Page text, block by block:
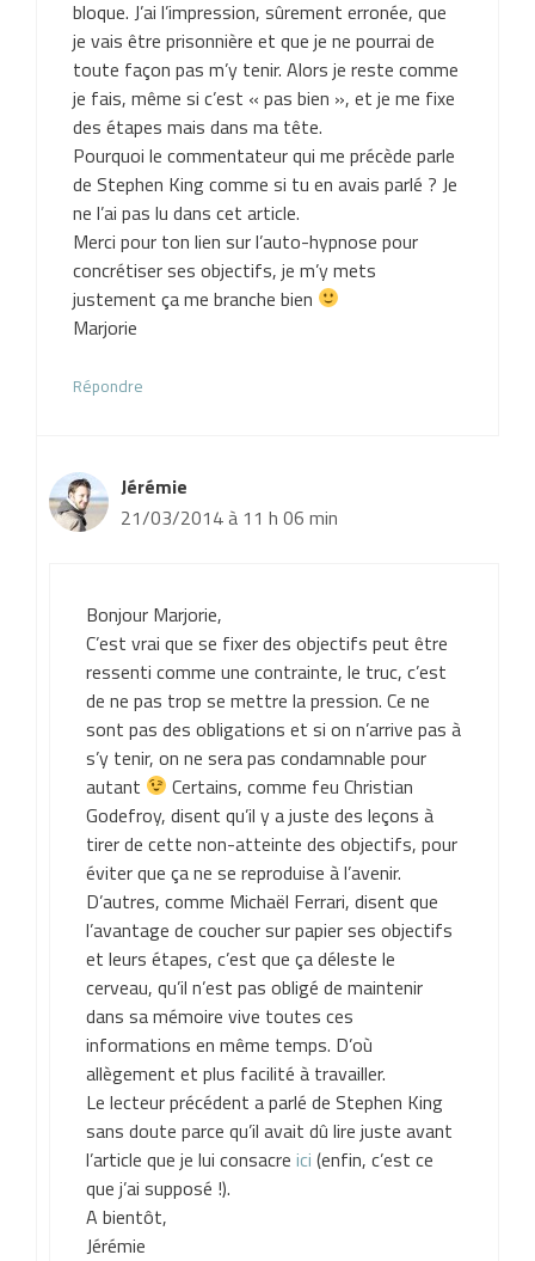
bloque. J’ai l’impression, sûrement erronée, que
je vais être prisonnière et que je ne pourrai de
toute façon pas m’y tenir. Alors je reste comme
je fais, même si c’est « pas bien », et je me fixe
des étapes mais dans ma tête.
Pourquoi le commentateur qui me précède parle
de Stephen King comme si tu en avais parlé ? Je
ne l’ai pas lu dans cet article.
Merci pour ton lien sur l’auto-hypnose pour
concrétiser ses objectifs, je m’y mets
justement ça me branche bien
Marjorie
Répondre
Jérémie
21/03/2014 à 11 h 06 min
Bonjour Marjorie,
C’est vrai que se fixer des objectifs peut être
ressenti comme une contrainte, le truc, c’est
de ne pas trop se mettre la pression. Ce ne
sont pas des obligations et si on n’arrive pas à
s’y tenir, on ne sera pas condamnable pour
autant
Certains, comme feu Christian
Godefroy, disent qu’il y a juste des leçons à
tirer de cette non-atteinte des objectifs, pour
éviter que ça ne se reproduise à l’avenir.
D’autres, comme Michaël Ferrari, disent que
l’avantage de coucher sur papier ses objectifs
et leurs étapes, c’est que ça déleste le
cerveau, qu’il n’est pas obligé de maintenir
dans sa mémoire vive toutes ces
informations en même temps. D’où
allègement et plus facilité à travailler.
Le lecteur précédent a parlé de Stephen King
sans doute parce qu’il avait dû lire juste avant
l’article que je lui consacre ici (enfin, c’est ce
que j’ai supposé !).
A bientôt,
Jérémie